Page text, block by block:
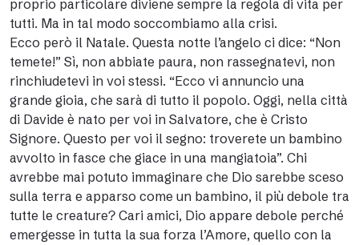
proprio particolare diviene sempre la regola di vita per
tutti. Ma in tal modo soccombiamo alla crisi.
Ecco però il Natale. Questa notte l’angelo ci dice: “Non
temete!” Sì, non abbiate paura, non rassegnatevi, non
rinchiudetevi in voi stessi. “Ecco vi annuncio una
grande gioia, che sarà di tutto il popolo. Oggi, nella città
di Davide è nato per voi in Salvatore, che è Cristo
Signore. Questo per voi il segno: troverete un bambino
avvolto in fasce che giace in una mangiatoia”. Chi
avrebbe mai potuto immaginare che Dio sarebbe sceso
sulla terra e apparso come un bambino, il più debole tra
tutte le creature? Cari amici, Dio appare debole perché
emergesse in tutta la sua forza l’Amore, quello con la